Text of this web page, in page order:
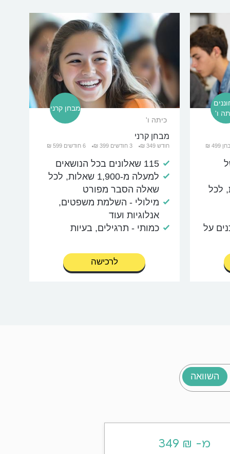
ו'
₪
לכל
על
-
מבחן קרני
כיתה ו'
מבחן קרני
חודש 349 ₪ 3 חודשים 399 ₪ 6 חודשים 599 ₪
115 שאלונים בכל הנושאים
למעלה מ-1,900 שאלות, לכל
שאלה הסבר מפורט
מילולי - השלמת משפטים,
אנלוגיות ועוד
כמותי - תרגילים, בעיות
מומצאות ועוד
צורני - צורות בשורה, מטריצות,
לרכישה
השוואה
מ- ₪ 349